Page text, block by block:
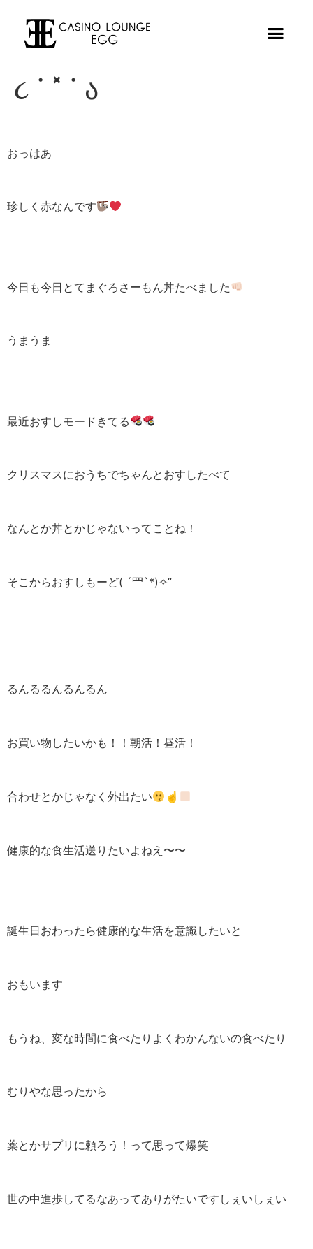
૮ ˙ ˟ ˙ ა
おっはあ
珍しく赤なんです
今日も今日とてまぐろさーもん丼たべました
うまうま
最近おすしモードきてる
クリスマスにおうちでちゃんとおすしたべて
なんとか丼とかじゃないってことね！
そこからおすしもーど( ´罒`*)✧”
るんるるんるんるん
お買い物したいかも！！朝活！昼活！
合わせとかじゃなく外出たい ☝
健康的な食生活送りたいよねえ〜〜
誕生日おわったら健康的な生活を意識したいと
おもいます
もうね、変な時間に食べたりよくわかんないの食べたり
むりやな思ったから
薬とかサプリに頼ろう！って思って爆笑
世の中進歩してるなあってありがたいですしぇいしぇい